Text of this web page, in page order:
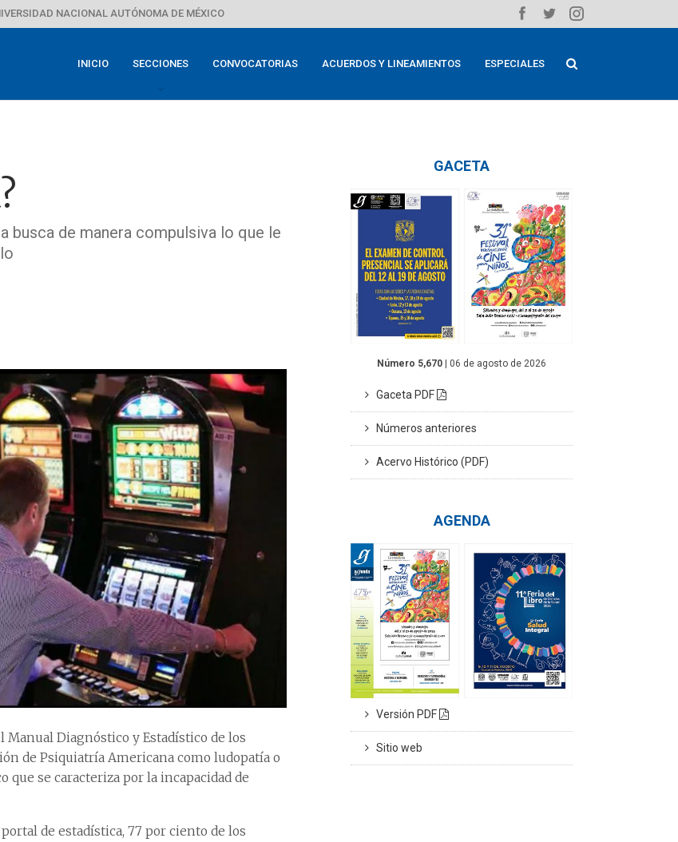
NACIONAL AUTÓNOMA DE MÉXICO
INICIO SECCIONES CONVOCATORIAS ACUERDOS Y LINEAMIENTOS ESPECIALES
busca de manera compulsiva lo que le
Manual Diagnóstico y Estadístico de los
de Psiquiatría Americana como ludopatía o
se caracteriza por la incapacidad de
de estadística, 77 por ciento de los
GACETA
Número 5,670 | 06 de agosto de 2026
Gaceta PDF
Números anteriores
Acervo Histórico (PDF)
AGENDA
Versión PDF
Sitio web